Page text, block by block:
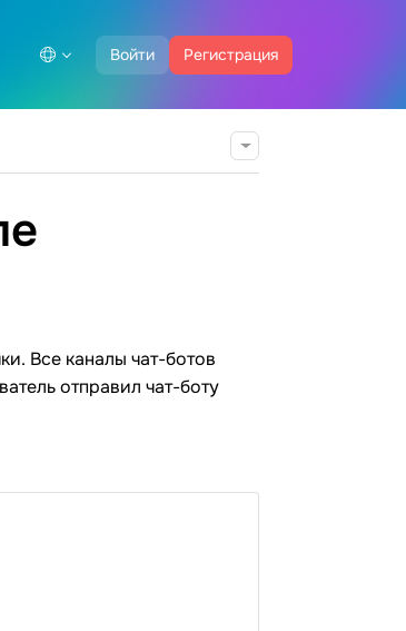
Войти Регистрация
Все каналы чат-ботов
отправил чат-боту